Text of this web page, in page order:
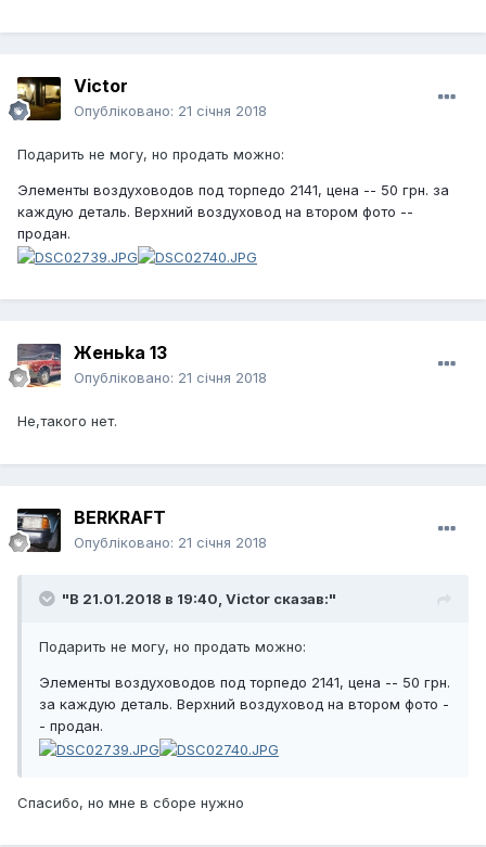
Victor
Опубліковано: 21 січня 2018
Подарить не могу, но продать можно:
Элементы воздуховодов под торпедо 2141, цена -- 50 грн. за
каждую деталь. Верхний воздуховод на втором фото --
продан.
Женьka 13
Опубліковано: 21 січня 2018
Не,такого нет.
BERKRAFT
Опубліковано: 21 січня 2018
"В 21.01.2018 в 19:40, Victor сказав:"
Подарить не могу, но продать можно:
Элементы воздуховодов под торпедо 2141, цена -- 50 грн.
за каждую деталь. Верхний воздуховод на втором фото -
- продан.
Спасибо, но мне в сборе нужно